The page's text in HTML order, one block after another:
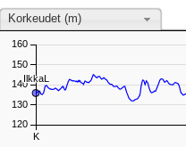
Korkeudet (m)
K
120
130
140
150
160
IlkkaL
IlkkaL